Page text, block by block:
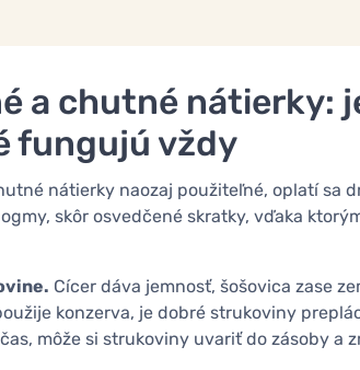
a chutné nátierky:
fungujú vždy
nátierky naozaj použiteľné, oplatí sa
skôr osvedčené skratky, vďaka
Cícer dáva jemnosť, šošovica zase
konzerva, je dobré strukoviny
môže si strukoviny uvariť do zásoby a